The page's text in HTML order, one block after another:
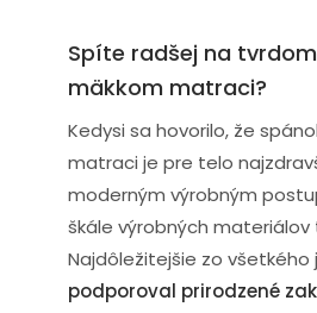
Spíte radšej na
mäkkom matraci?
Kedysi sa hovorilo, že
matraci je pre telo
moderným výrobným
škále výrobných
Najdôležitejšie zo všetkého
podporoval prirodzené